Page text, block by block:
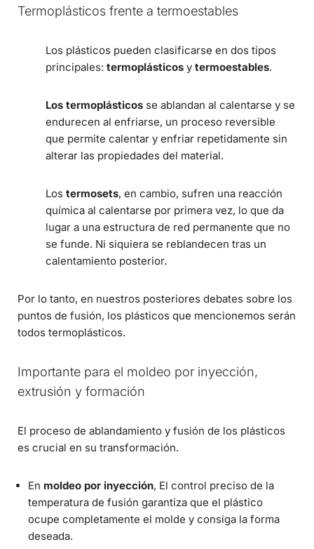
Termoplásticos frente a termoestables
Los plásticos pueden clasificarse en dos tipos
principales: termoplásticos y termoestables.
Los termoplásticos se ablandan al calentarse y se
endurecen al enfriarse, un proceso reversible
que permite calentar y enfriar repetidamente sin
alterar las propiedades del material.
Los termosets, en cambio, sufren una reacción
química al calentarse por primera vez, lo que da
lugar a una estructura de red permanente que no
se funde. Ni siquiera se reblandecen tras un
calentamiento posterior.
Por lo tanto, en nuestros posteriores debates sobre los
puntos de fusión, los plásticos que mencionemos serán
todos termoplásticos.
Importante para el moldeo por inyección,
extrusión y formación
El proceso de ablandamiento y fusión de los plásticos
es crucial en su transformación.
En moldeo por inyección, El control preciso de la
temperatura de fusión garantiza que el plástico
ocupe completamente el molde y consiga la forma
deseada.